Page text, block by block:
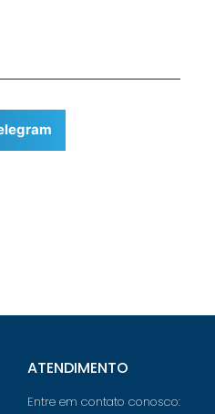
ATENDIMENTO
Entre em contato conosco: